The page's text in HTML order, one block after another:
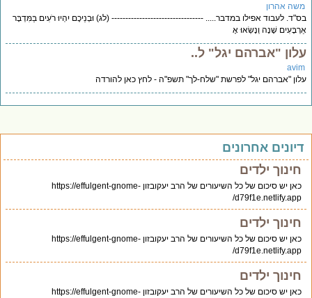
אהרון
לעבוד אפילו במדבר..... --------------------------------- (לג) וּבְנֵיכֶם יִהְיוּ רֹעִים בַּמִּדְבָּר
שָׁנָה וְנָשְׂאוּ אֶ
"אברהם יגל" ל..
"אברהם יגל" לפרשת "שלח-לך" תשפ"ה - לחץ כאן להורדה
אחרונים
חינוך ילדים
כאן יש סיכום של כל השיעורים של הרב יעקובזון https://effulgent-gnome-
d79f1e.netlify.app/
חינוך ילדים
כאן יש סיכום של כל השיעורים של הרב יעקובזון https://effulgent-gnome-
d79f1e.netlify.app/
חינוך ילדים
כאן יש סיכום של כל השיעורים של הרב יעקובזון https://effulgent-gnome-